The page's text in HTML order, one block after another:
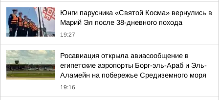
Юнги парусника «Святой Косма» вернулись в
Марий Эл после 38-дневного похода
19:27
Росавиация открыла авиасообщение в
египетские аэропорты Борг-эль-Араб и Эль-
Аламейн на побережье Средиземного моря
19:16